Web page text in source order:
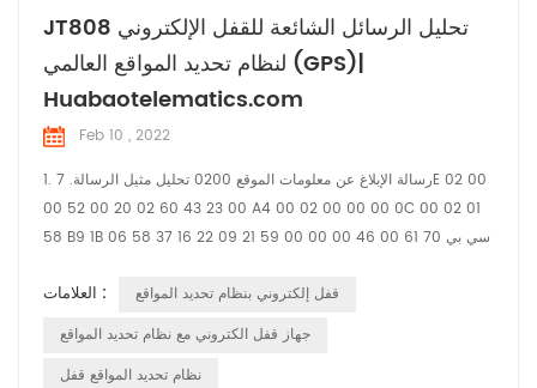
JT808 تحليل الرسائل الشائعة للقفل الإلكتروني
لنظام تحديد المواقع العالمي (GPS)|
Huabaotelematics.com
Feb 10 , 2022
1. رسالة الإبلاغ عن معلومات الموقع 0200 تحليل مثيل الرسالة. 7E 02 00
00 52 00 20 02 60 43 23 00 A4 00 02 00 00 00 0C 00 02 01
58 B9 1B 06 سي بي 70 61 00 46 00 00 00 59 21 09 22 16 37 58
01 10 E3 01 00 D5 1B 02 20 02 60 43 23 27 95 93 78 61 60 00
12 20 00 00 12 34 27 95 93 78 61 58 00 12 86 7E 7E رأس التدليك
العلامات :
قفل إلكتروني بنظام تحديد المواقع
جهاز قفل الكتروني مع نظام تحديد المواقع
نظام تحديد المواقع قفل